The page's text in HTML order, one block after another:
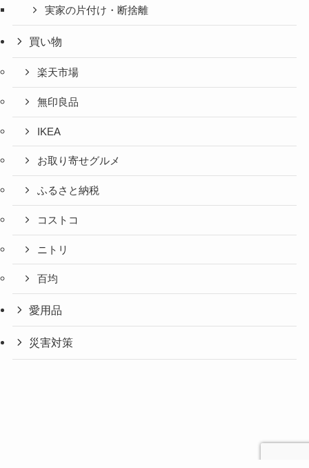
実家の片付け・断捨離
買い物
楽天市場
無印良品
IKEA
お取り寄せグルメ
ふるさと納税
コストコ
ニトリ
百均
愛用品
災害対策